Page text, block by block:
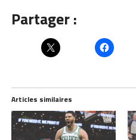
Partager :
Articles similaires